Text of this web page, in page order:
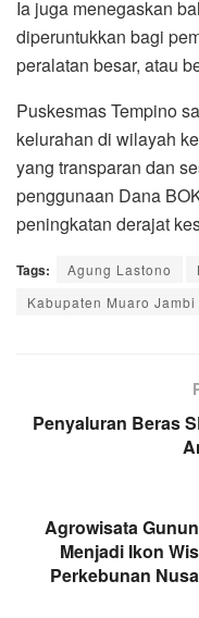
Ia juga menegaskan
diperuntukkan bagi
peralatan besar, atau
Puskesmas Tempino
kelurahan di wilayah
yang transparan dan
penggunaan Dana
peningkatan derajat
Tags: Agung Lastono
Kabupaten Muaro Jambi
Penyaluran Beras
Agrowisata
Menjadi Ikon
Perkebunan